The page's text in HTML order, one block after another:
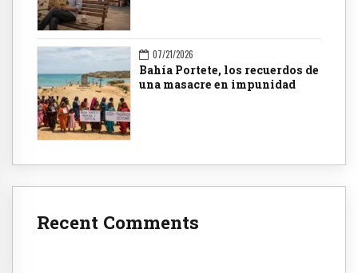
07/21/2026
Bahía Portete, los recuerdos de
una masacre en impunidad
Recent Comments